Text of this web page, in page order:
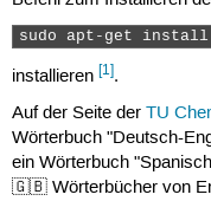
sudo apt-get install
installieren [1].
Auf der Seite der TU
Wörterbuch "Deutsch-
ein Wörterbuch
🇬🇧 Wörterbücher von